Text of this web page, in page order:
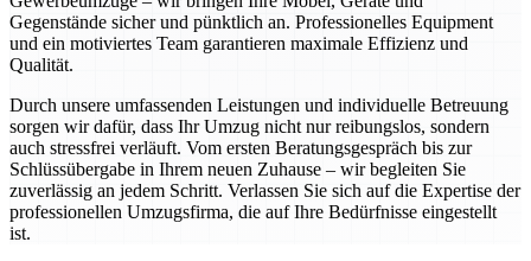
Gegenstände sicher und pünktlich an. Professionelles Equipment
und ein motiviertes Team garantieren maximale Effizienz und
Qualität.
Durch unsere umfassenden Leistungen und individuelle Betreuung
sorgen wir dafür, dass Ihr Umzug nicht nur reibungslos, sondern
auch stressfrei verläuft. Vom ersten Beratungsgespräch bis zur
Schlüssübergabe in Ihrem neuen Zuhause – wir begleiten Sie
zuverlässig an jedem Schritt. Verlassen Sie sich auf die Expertise der
professionellen Umzugsfirma, die auf Ihre Bedürfnisse eingestellt
ist.